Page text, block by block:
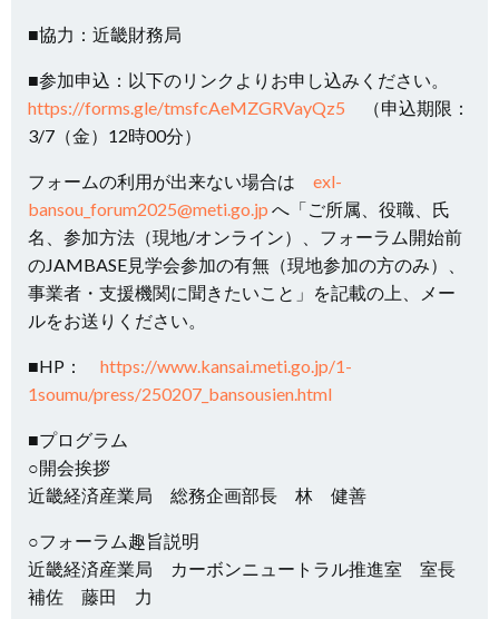
■協力：近畿財務局
■参加申込：以下のリンクよりお申し込みください。
https://forms.gle/tmsfcAeMZGRVayQz5 （申込期限：
3/7（金）12時00分）
フォームの利用が出来ない場合は exl-
bansou_forum2025@meti.go.jp へ「ご所属、役職、氏
名、参加方法（現地/オンライン）、フォーラム開始前
のJAMBASE見学会参加の有無（現地参加の方のみ）、
事業者・支援機関に聞きたいこと」を記載の上、メー
ルをお送りください。
■HP： https://www.kansai.meti.go.jp/1-
1soumu/press/250207_bansousien.html
■プログラム
○開会挨拶
近畿経済産業局 総務企画部長 林 健善
○フォーラム趣旨説明
近畿経済産業局 カーボンニュートラル推進室 室長
補佐 藤田 力